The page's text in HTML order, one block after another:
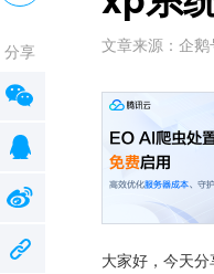
文章来源： 企鹅
大家好，今天
分享